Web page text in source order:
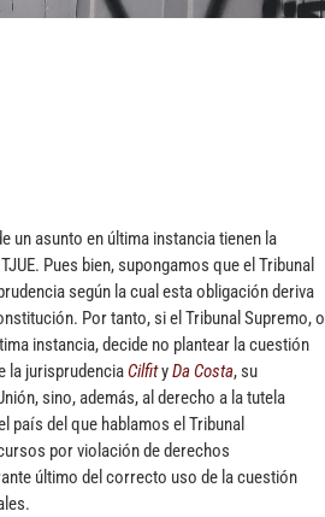
un asunto en última instancia tienen la
Pues bien, supongamos que el Tribunal
según la cual esta obligación deriva
Por tanto, si el Tribunal Supremo, o
instancia, decide no plantear la cuestión
la jurisprudenciaCilfityDa Costa, su
sino, además, al derecho a la tutela
país del que hablamos el Tribunal
por violación de derechos
último del correcto uso de la cuestión